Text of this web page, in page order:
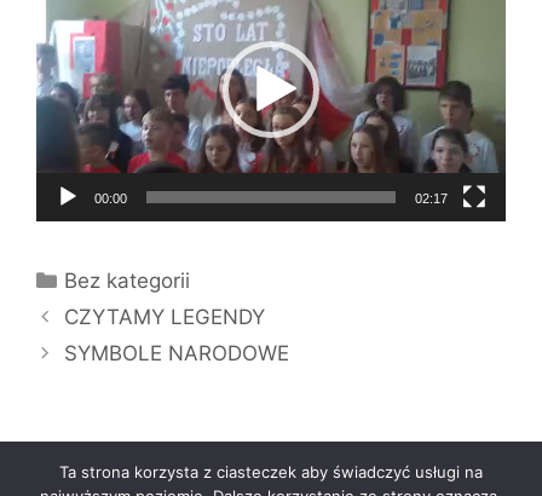
00:00 02:17
Kategorie
Bez kategorii
CZYTAMY LEGENDY
SYMBOLE NARODOWE
Ta strona korzysta z ciasteczek aby świadczyć usługi na